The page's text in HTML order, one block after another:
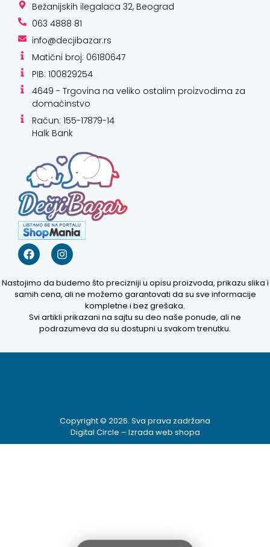
Bežanijskih ilegalaca 32, Beograd
063 4888 81
info@decjibazar.rs
Matični broj: 06180647
PIB: 100829254
4649 - Trgovina na veliko ostalim proizvodima za
domaćinstvo
Račun: 155-17879-14
Halk Bank
Nastojimo da budemo što precizniji u opisu proizvoda, prikazu slika i
samih cena, ali ne možemo garantovati da su sve informacije
kompletne i bez grešaka.
Svi artikli prikazani na sajtu su deo naše ponude, ali ne
podrazumeva da su dostupni u svakom trenutku.
Copyright © 2026. Sva prava zadržana
Digital Circle – Izrada web shopa